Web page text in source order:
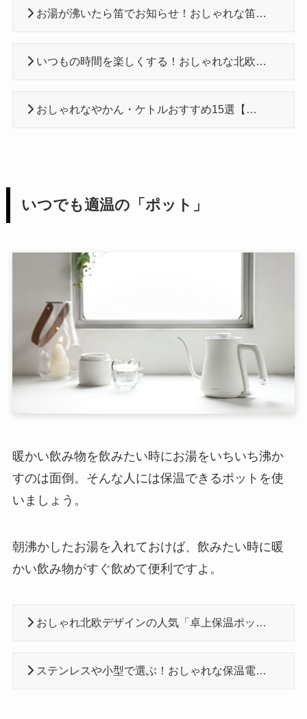
お湯が沸いたら笛でお知らせ！おしゃれな笛吹きやかんおすすめ10選
いつもの時間を楽しくする！おしゃれな北欧やかんおすすめ10選
おしゃれなやかん・ケトルおすすめ15選【琺瑯・ステンレス・可愛い】
いつでも適温の「ポット」
暖かい飲み物を飲みたい時にお湯をいちいち沸か
すのは面倒。そんな人には保温できるポットを使
いましょう。
朝沸かしたお湯を入れておけば、飲みたい時に暖
かい飲み物がすぐ飲めて便利ですよ。
おしゃれ北欧デザインの人気「卓上保温ポット・魔法瓶」おすすめ17選
ステンレスや小型で選ぶ！おしゃれな保温電気ポットおすすめ22選